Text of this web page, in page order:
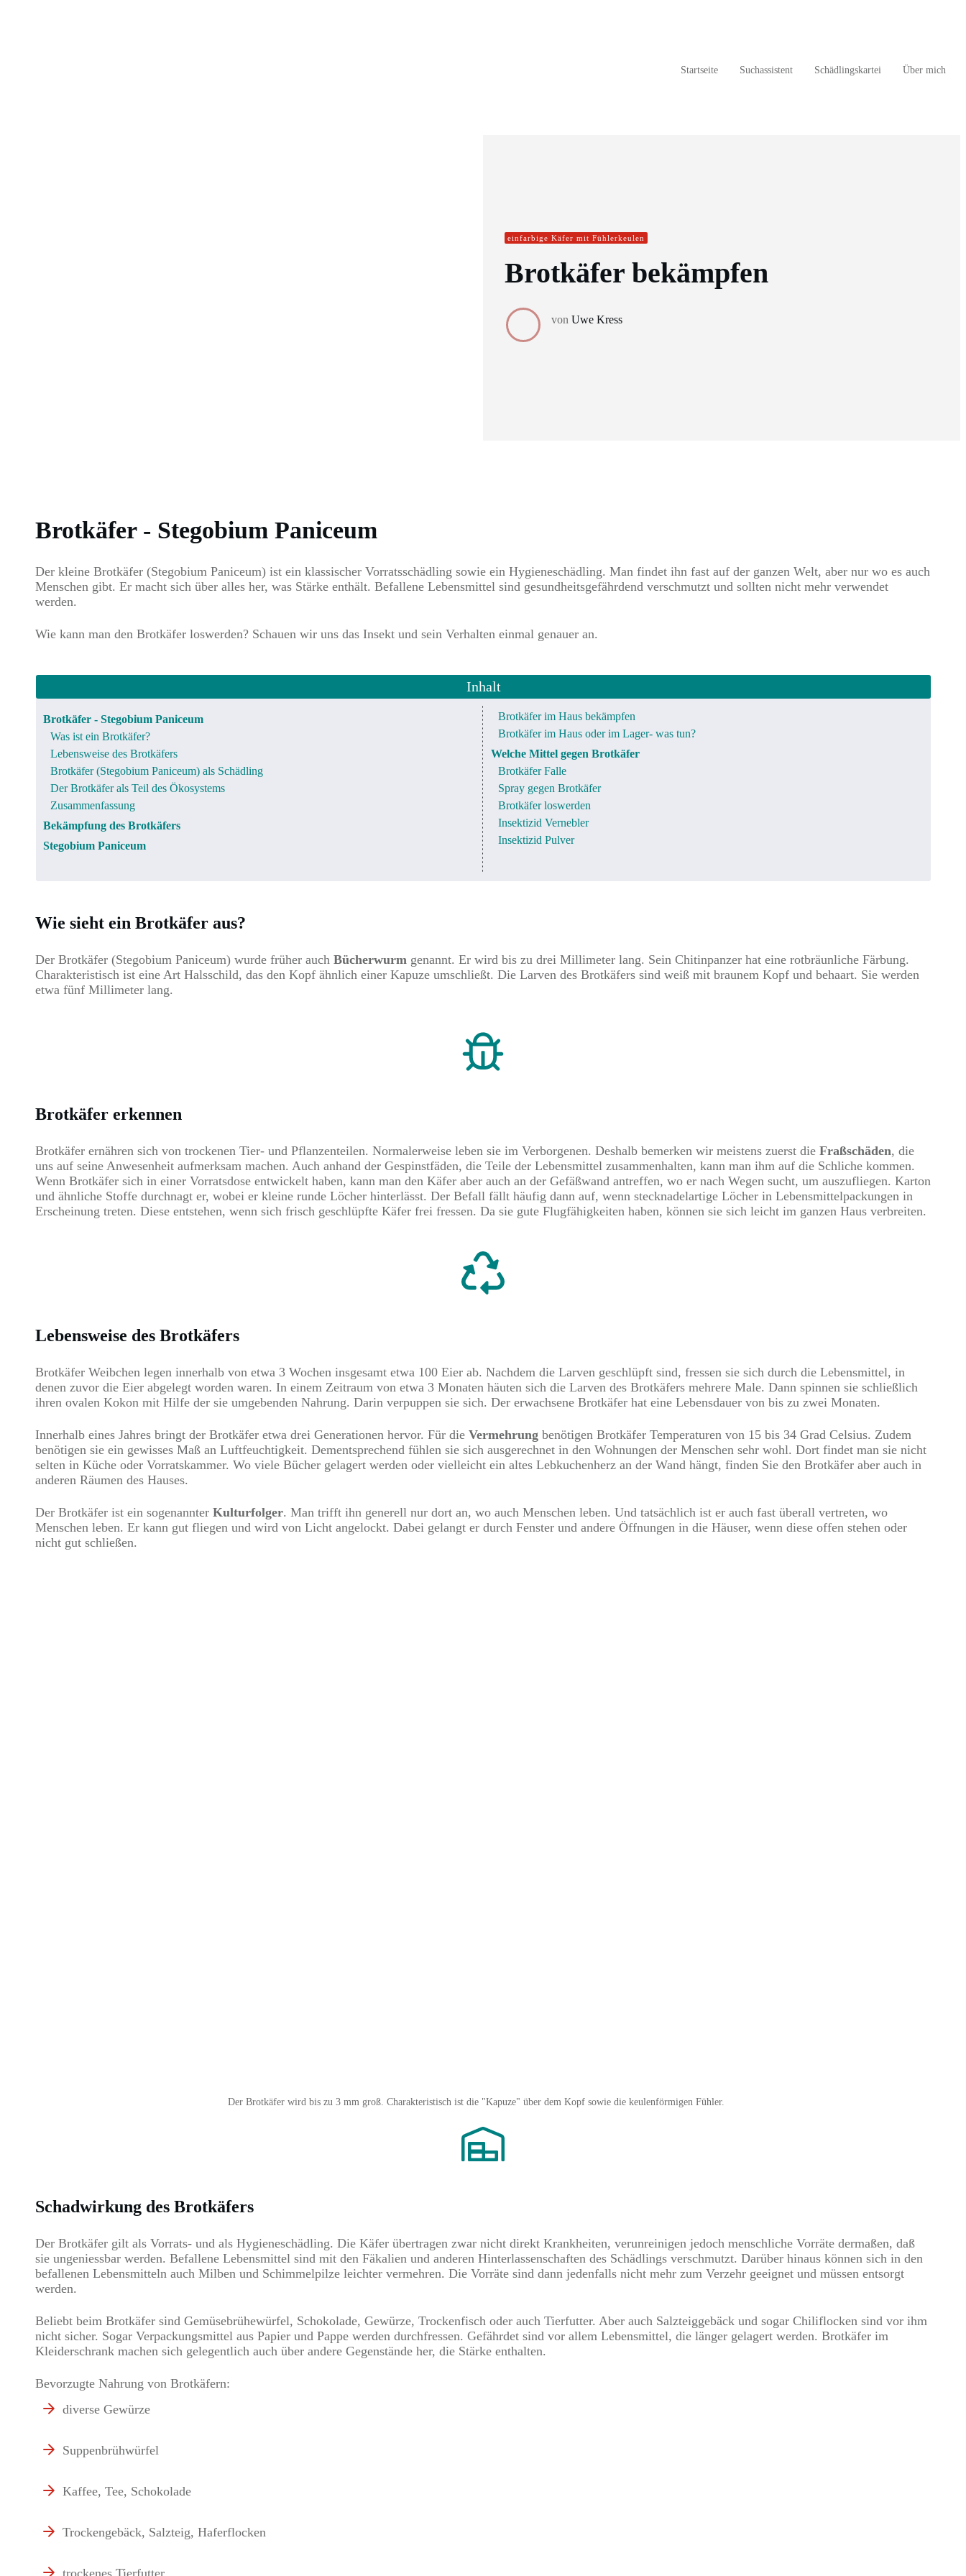
Startseite Suchassistent Schädlingskartei Über mich
einfarbige Käfer mit Fühlerkeulen
Brotkäfer bekämpfen
von Uwe Kress
Brotkäfer - Stegobium Paniceum
Der kleine Brotkäfer (Stegobium Paniceum) ist ein klassischer Vorratsschädling sowie ein Hygieneschädling. Man findet ihn fast auf der ganzen Welt, aber nur wo es auch
Menschen gibt. Er macht sich über alles her, was Stärke enthält. Befallene Lebensmittel sind gesundheitsgefährdend verschmutzt und sollten nicht mehr verwendet
werden.
Wie kann man den Brotkäfer loswerden? Schauen wir uns das Insekt und sein Verhalten einmal genauer an.
Inhalt
Brotkäfer - Stegobium Paniceum
Was ist ein Brotkäfer?
Lebensweise des Brotkäfers
Brotkäfer (Stegobium Paniceum) als Schädling
Der Brotkäfer als Teil des Ökosystems
Zusammenfassung
Bekämpfung des Brotkäfers
Stegobium Paniceum
Brotkäfer im Haus bekämpfen
Brotkäfer im Haus oder im Lager- was tun?
Welche Mittel gegen Brotkäfer
Brotkäfer Falle
Spray gegen Brotkäfer
Brotkäfer loswerden
Insektizid Vernebler
Insektizid Pulver
Wie sieht ein Brotkäfer aus?
Der Brotkäfer (Stegobium Paniceum) wurde früher auch Bücherwurm genannt. Er wird bis zu drei Millimeter lang. Sein Chitinpanzer hat eine rotbräunliche Färbung.
Charakteristisch ist eine Art Halsschild, das den Kopf ähnlich einer Kapuze umschließt. Die Larven des Brotkäfers sind weiß mit braunem Kopf und behaart. Sie werden
etwa fünf Millimeter lang.
Brotkäfer erkennen
Brotkäfer ernähren sich von trockenen Tier- und Pflanzenteilen. Normalerweise leben sie im Verborgenen. Deshalb bemerken wir meistens zuerst die Fraßschäden, die
uns auf seine Anwesenheit aufmerksam machen. Auch anhand der Gespinstfäden, die Teile der Lebensmittel zusammenhalten, kann man ihm auf die Schliche kommen.
Wenn Brotkäfer sich in einer Vorratsdose entwickelt haben, kann man den Käfer aber auch an der Gefäßwand antreffen, wo er nach Wegen sucht, um auszufliegen. Karton
und ähnliche Stoffe durchnagt er, wobei er kleine runde Löcher hinterlässt. Der Befall fällt häufig dann auf, wenn stecknadelartige Löcher in Lebensmittelpackungen in
Erscheinung treten. Diese entstehen, wenn sich frisch geschlüpfte Käfer frei fressen. Da sie gute Flugfähigkeiten haben, können sie sich leicht im ganzen Haus verbreiten.
Lebensweise des Brotkäfers
Brotkäfer Weibchen legen innerhalb von etwa 3 Wochen insgesamt etwa 100 Eier ab. Nachdem die Larven geschlüpft sind, fressen sie sich durch die Lebensmittel, in
denen zuvor die Eier abgelegt worden waren. In einem Zeitraum von etwa 3 Monaten häuten sich die Larven des Brotkäfers mehrere Male. Dann spinnen sie schließlich
ihren ovalen Kokon mit Hilfe der sie umgebenden Nahrung. Darin verpuppen sie sich. Der erwachsene Brotkäfer hat eine Lebensdauer von bis zu zwei Monaten.
Innerhalb eines Jahres bringt der Brotkäfer etwa drei Generationen hervor. Für die Vermehrung benötigen Brotkäfer Temperaturen von 15 bis 34 Grad Celsius. Zudem
benötigen sie ein gewisses Maß an Luftfeuchtigkeit. Dementsprechend fühlen sie sich ausgerechnet in den Wohnungen der Menschen sehr wohl. Dort findet man sie nicht
selten in Küche oder Vorratskammer. Wo viele Bücher gelagert werden oder vielleicht ein altes Lebkuchenherz an der Wand hängt, finden Sie den Brotkäfer aber auch in
anderen Räumen des Hauses.
Der Brotkäfer ist ein sogenannter Kulturfolger. Man trifft ihn generell nur dort an, wo auch Menschen leben. Und tatsächlich ist er auch fast überall vertreten, wo
Menschen leben. Er kann gut fliegen und wird von Licht angelockt. Dabei gelangt er durch Fenster und andere Öffnungen in die Häuser, wenn diese offen stehen oder
nicht gut schließen.
Der Brotkäfer wird bis zu 3 mm groß. Charakteristisch ist die "Kapuze" über dem Kopf sowie die keulenförmigen Fühler.
Schadwirkung des Brotkäfers
Der Brotkäfer gilt als Vorrats- und als Hygieneschädling. Die Käfer übertragen zwar nicht direkt Krankheiten, verunreinigen jedoch menschliche Vorräte dermaßen, daß
sie ungeniessbar werden. Befallene Lebensmittel sind mit den Fäkalien und anderen Hinterlassenschaften des Schädlings verschmutzt. Darüber hinaus können sich in den
befallenen Lebensmitteln auch Milben und Schimmelpilze leichter vermehren. Die Vorräte sind dann jedenfalls nicht mehr zum Verzehr geeignet und müssen entsorgt
werden.
Beliebt beim Brotkäfer sind Gemüsebrühewürfel, Schokolade, Gewürze, Trockenfisch oder auch Tierfutter. Aber auch Salzteiggebäck und sogar Chiliflocken sind vor ihm
nicht sicher. Sogar Verpackungsmittel aus Papier und Pappe werden durchfressen. Gefährdet sind vor allem Lebensmittel, die länger gelagert werden. Brotkäfer im
Kleiderschrank machen sich gelegentlich auch über andere Gegenstände her, die Stärke enthalten.
Bevorzugte Nahrung von Brotkäfern:
diverse Gewürze
Suppenbrühwürfel
Kaffee, Tee, Schokolade
Trockengebäck, Salzteig, Haferflocken
trockenes Tierfutter